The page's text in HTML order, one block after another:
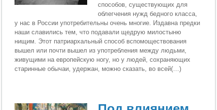
способов, существующих для
облегчения нужд бед­ного класса,
у нас в России употребительны очень многие. Издавна предки
наши славились тем, что подавали щедрую милостыню
нищим. Этот патриархальный способ вспомоществования
вышел или почти вышел из употребления между людьми,
живущими на евро­пейскую ногу, но у людей, сохраняющих
старинные обычаи, удер­жан, можно сказать, во всей(…)